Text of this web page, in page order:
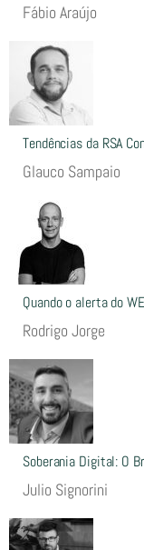
Fábio Araújo
Tendências da RSA
Glauco Sampaio
Quando o alerta do
Rodrigo Jorge
Soberania Digital: O
Julio Signorini